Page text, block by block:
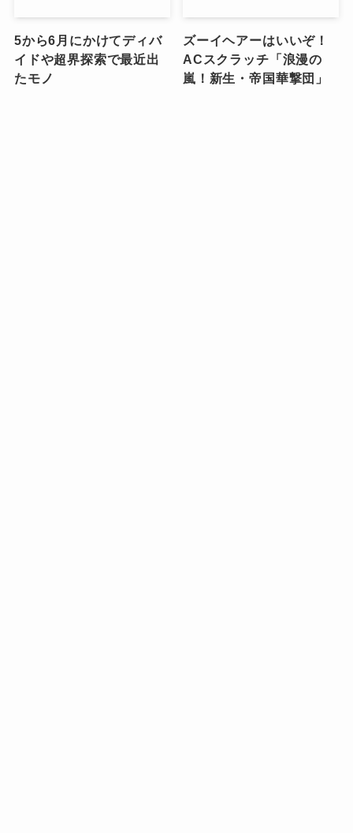
5から6月にかけてディバ
イドや超界探索で最近出
たモノ
ズーイヘアーはいいぞ！
ACスクラッチ「浪漫の
嵐！新生・帝国華撃団」